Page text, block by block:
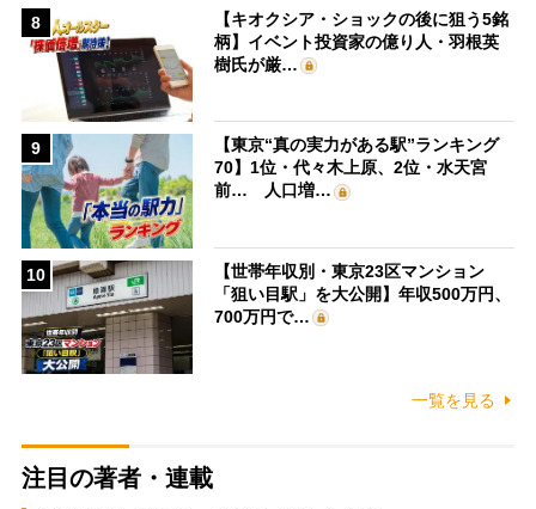
8
【キオクシア・ショックの後に狙う5銘
柄】イベント投資家の億り人・羽根英
樹氏が厳…
9
【東京“真の実力がある駅”ランキング
70】1位・代々木上原、2位・水天宮
前… 人口増…
10
【世帯年収別・東京23区マンション
「狙い目駅」を大公開】年収500万円、
700万円で…
一覧を見る
注目の著者・連載